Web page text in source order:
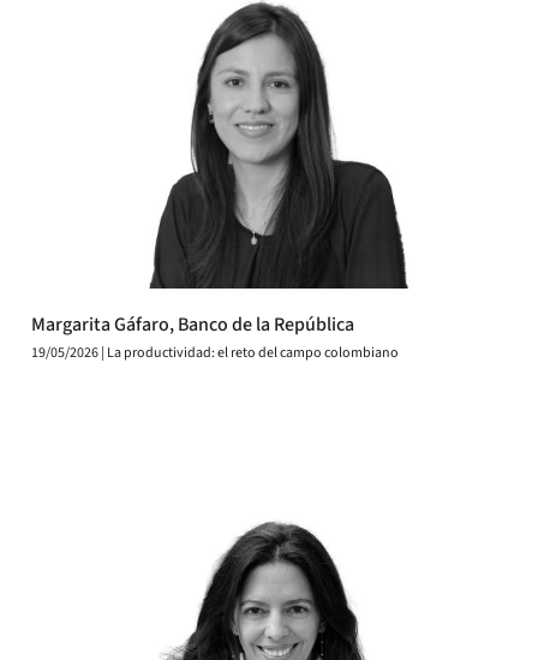
Margarita Gáfaro, Banco de la República
19/05/2026 | La productividad: el reto del campo colombiano